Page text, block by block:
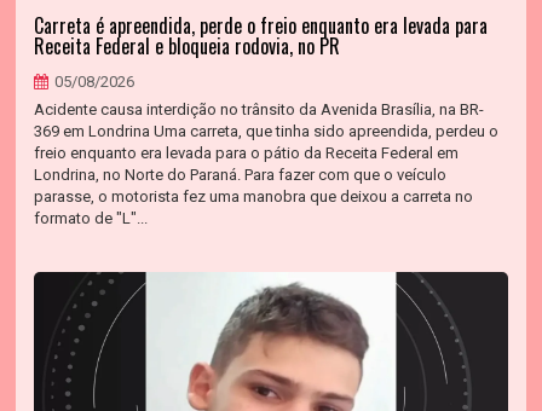
Carreta é apreendida, perde o freio enquanto era levada para
Receita Federal e bloqueia rodovia, no PR
05/08/2026
Acidente causa interdição no trânsito da Avenida Brasília, na BR-
369 em Londrina Uma carreta, que tinha sido apreendida, perdeu o
freio enquanto era levada para o pátio da Receita Federal em
Londrina, no Norte do Paraná. Para fazer com que o veículo
parasse, o motorista fez uma manobra que deixou a carreta no
formato de "L"...